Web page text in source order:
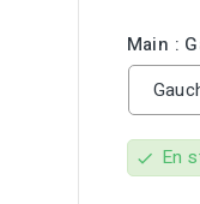
Main :
check En